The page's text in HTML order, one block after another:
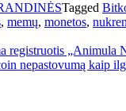
Tagged
, memų, monetos,
registruotis „Animula
nepastovumą kaip